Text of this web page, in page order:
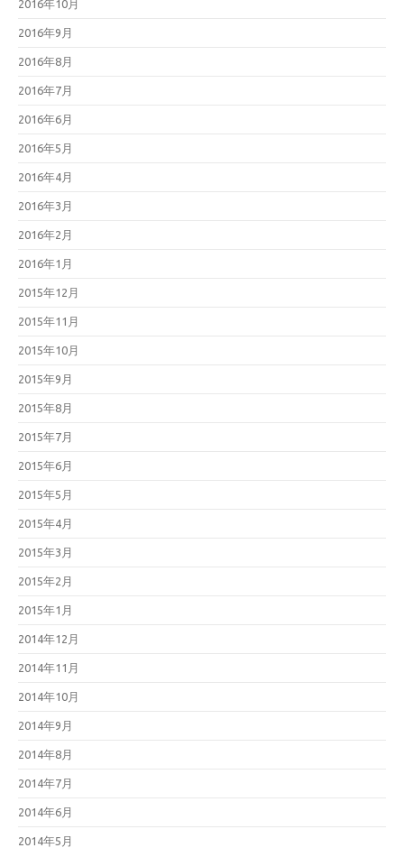
2016年10月
2016年9月
2016年8月
2016年7月
2016年6月
2016年5月
2016年4月
2016年3月
2016年2月
2016年1月
2015年12月
2015年11月
2015年10月
2015年9月
2015年8月
2015年7月
2015年6月
2015年5月
2015年4月
2015年3月
2015年2月
2015年1月
2014年12月
2014年11月
2014年10月
2014年9月
2014年8月
2014年7月
2014年6月
2014年5月